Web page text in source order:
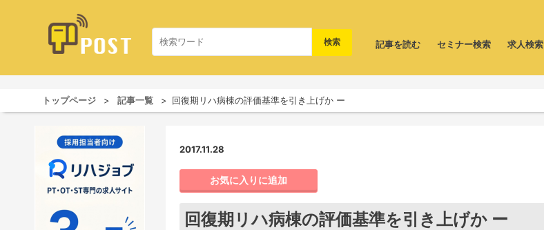
記事を読む セミナー検索 求人検索
トップページ 記事一覧 回復期リハ病棟の評価基準を引き上げか ー
2017.11.28
お気に入りに追加
回復期リハ病棟の評価基準を引き上げか ー